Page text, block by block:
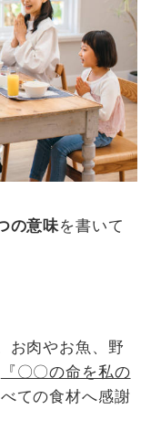
の意味を書いて
お肉やお魚、野
『〇〇の命を私の
ての食材へ感謝